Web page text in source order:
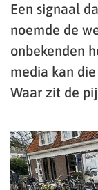
Een signaal
noemde de
onbekenden
media kan
Waar zit de